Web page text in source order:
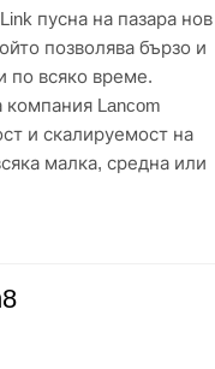
пусна на пазара нов
позволява бързо и
по всяко време.
компания Lancom
и скалируемост на
малка, средна или